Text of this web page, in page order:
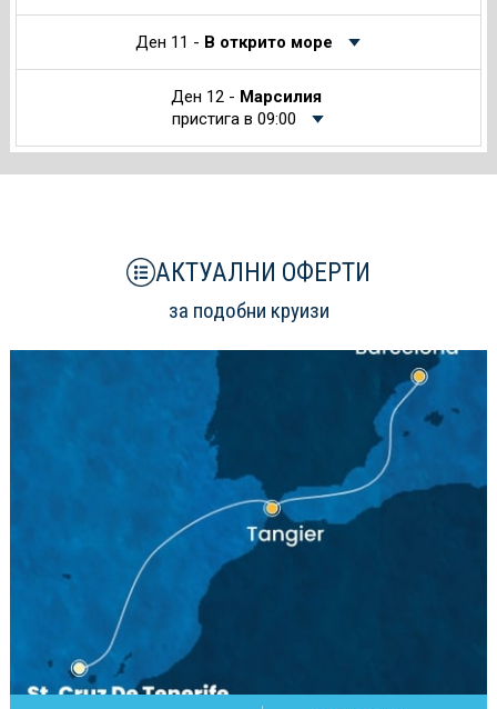
Ден 11 - В открито море
Ден 12 - Марсилия
пристига в 09:00
АКТУАЛНИ ОФЕРТИ
за подобни круизи